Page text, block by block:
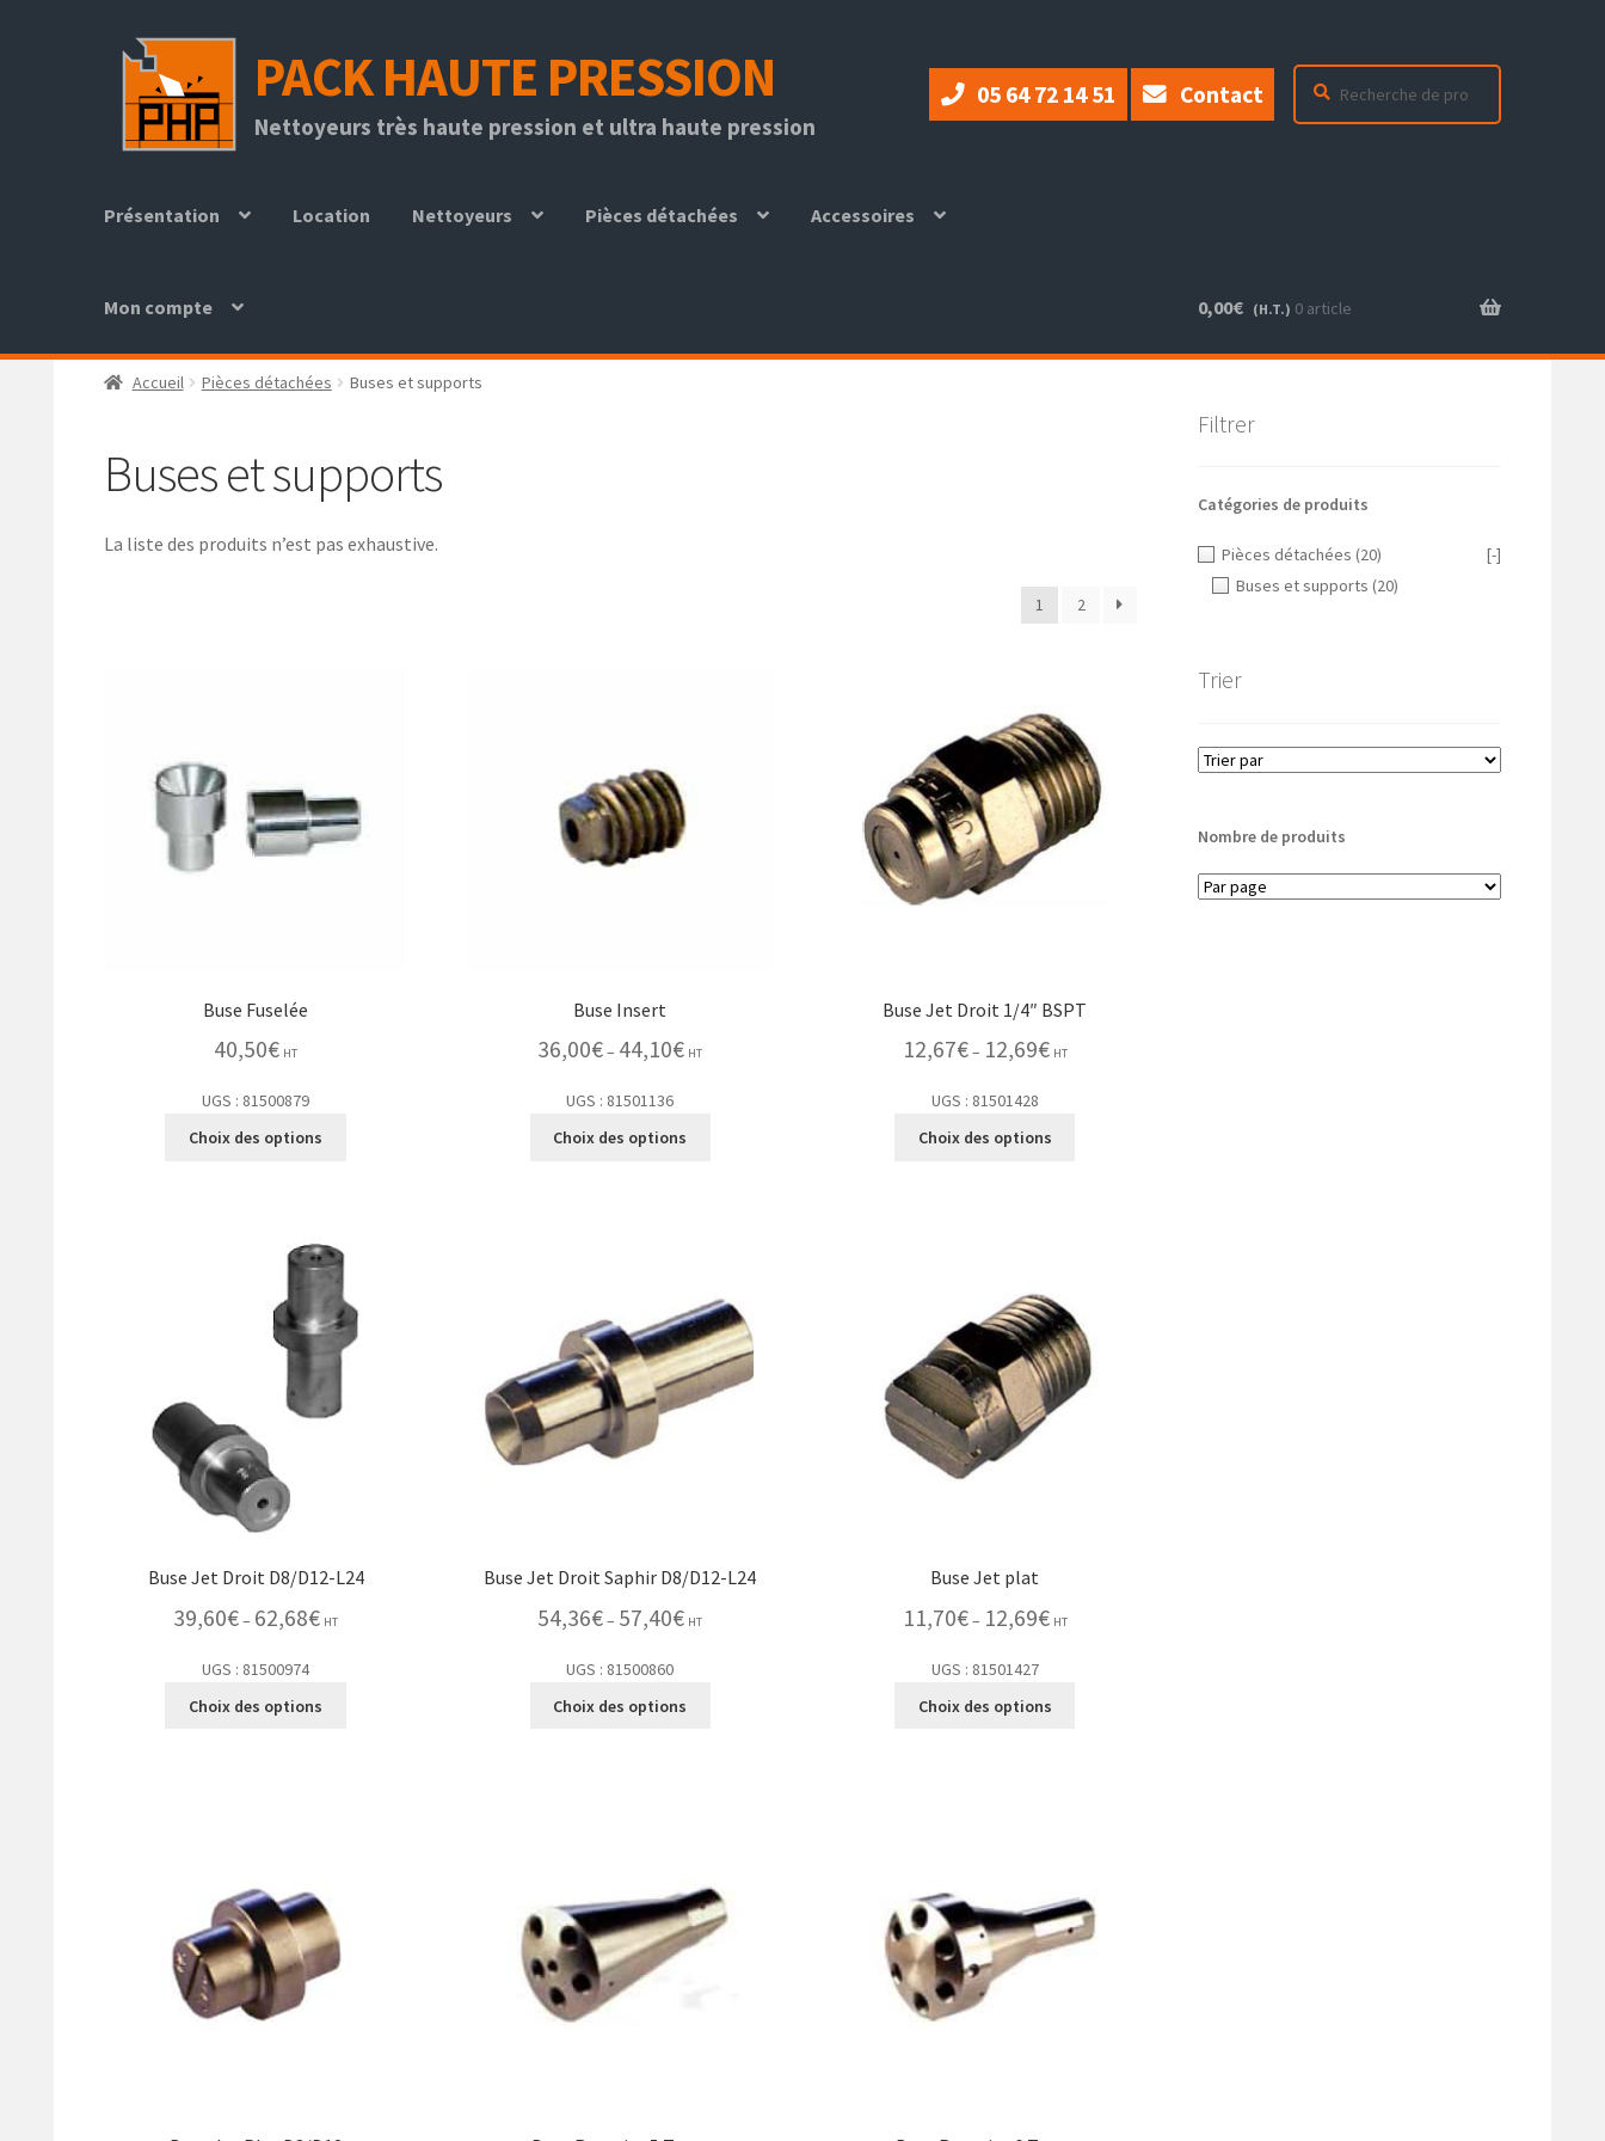
Aller
Aller
PACK HAUTE PRESSION
Nettoyeurs très haute pression et ultra haute pression
05 64 72 14 51 Contact
Recherche
pour :
Recherche
Présentation Location Nettoyeurs Pièces détachées Accessoires
Mon compte 0,00€ (H.T.) 0 article
Accueil Pièces détachées Buses et supports
Buses et supports
La liste des produits n’est pas exhaustive.
1 2
Buse Fuselée
40,50€ HT
UGS : 81500879
Choix des options
Buse Insert
36,00€– 44,10€ HT
UGS : 81501136
Choix des options
Buse Jet Droit 1/4″ BSPT
12,67€– 12,69€ HT
UGS : 81501428
Choix des options
Buse Jet Droit D8/D12-L24
39,60€– 62,68€ HT
UGS : 81500974
Choix des options
Buse Jet Droit Saphir D8/D12-L24
54,36€– 57,40€ HT
UGS : 81500860
Choix des options
Buse Jet plat
11,70€– 12,69€ HT
UGS : 81501427
Choix des options
Filtrer
Catégories de produits
Pièces détachées (20)
[-]
Buses et supports (20)
Trier
Nombre de produits